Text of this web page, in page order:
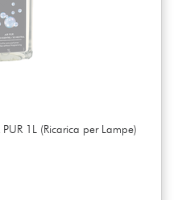
1L (Ricarica per Lampe)